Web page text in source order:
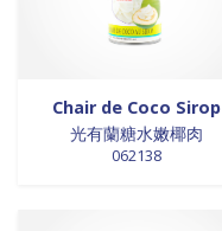
Chair de Coco Sirop
光有蘭糖水嫩椰肉
062138